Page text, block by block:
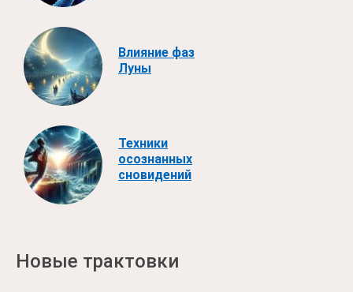
Влияние фаз
Луны
Техники
осознанных
сновидений
Новые трактовки